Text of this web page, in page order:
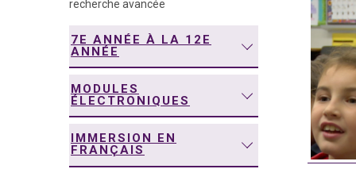
recherche avancée
7E ANNÉE À LA 12E
ANNÉE
MODULES
ÉLECTRONIQUES
IMMERSION EN
FRANÇAIS